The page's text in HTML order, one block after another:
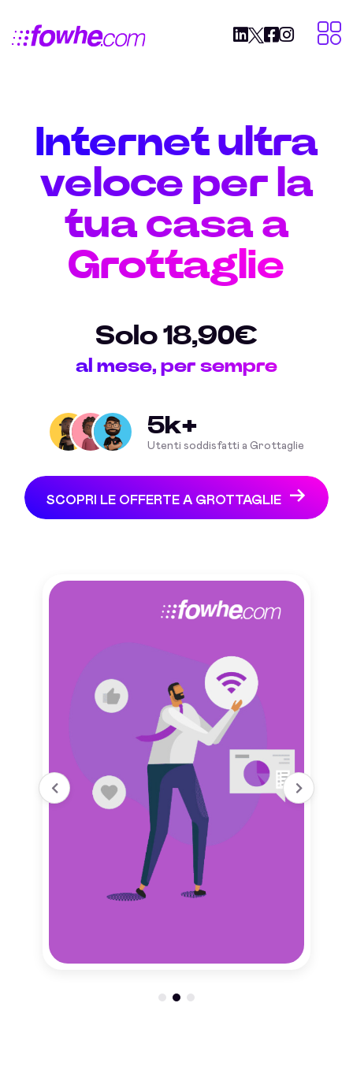
Internet ultra
veloce per la
tua casa a
Grottaglie
Solo 18,90€
al mese, per sempre
5k+
Utenti soddisfatti a Grottaglie
SCOPRI LE OFFERTE A GROTTAGLIE